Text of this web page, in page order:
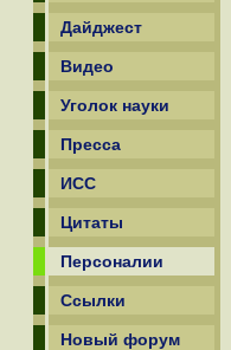
Дайджест
Видео
Уголок науки
Пресса
ИСС
Цитаты
Персоналии
Ссылки
Новый форум